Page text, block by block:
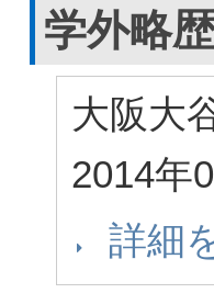
学外略歴
大阪大
2014年
詳細